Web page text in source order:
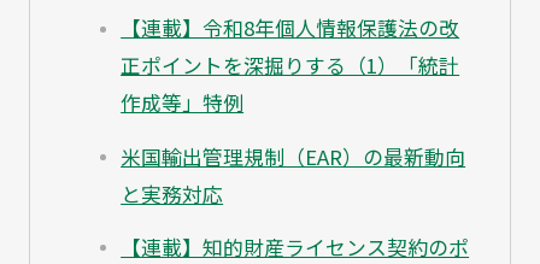
【連載】令和8年個人情報保護法の改
正ポイントを深掘りする（1）「統計
作成等」特例
米国輸出管理規制（EAR）の最新動向
と実務対応
【連載】知的財産ライセンス契約のポ